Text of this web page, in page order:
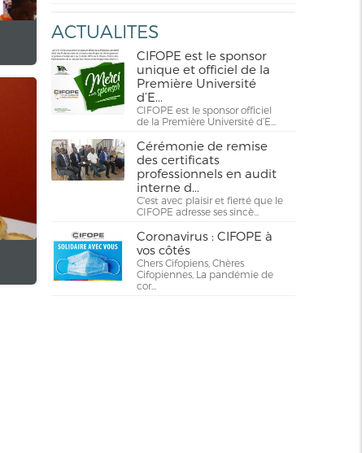
ACTUALITES
CIFOPE est le sponsor
unique et officiel de la
Première Université
d’E...
CIFOPE est le sponsor officiel
de la Première Université d’E...
Cérémonie de remise
des certificats
professionnels en audit
interne d...
C'est avec plaisir et fierté que le
CIFOPE adresse ses sincè...
Coronavirus : CIFOPE à
vos côtés
Chers Cifopiens, Chères
Cifopiennes, La pandémie de
cor...